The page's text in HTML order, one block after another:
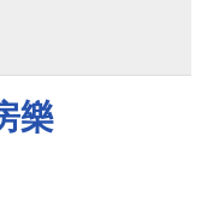
樂